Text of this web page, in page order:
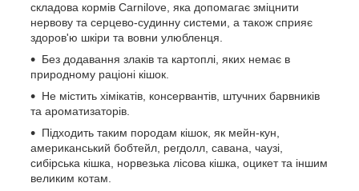
складова кормів Carnilove, яка допомагає зміцнити
нервову та серцево-судинну системи, а також сприяє
здоров'ю шкіри та вовни улюбленця.
Без додавання злаків та картоплі, яких немає в
природному раціоні кішок.
Не містить хімікатів, консервантів, штучних барвників
та ароматизаторів.
Підходить таким породам кішок, як мейн-кун,
американський бобтейл, регдолл, савана, чаузі,
сибірська кішка, норвезька лісова кішка, оцикет та іншим
великим котам.